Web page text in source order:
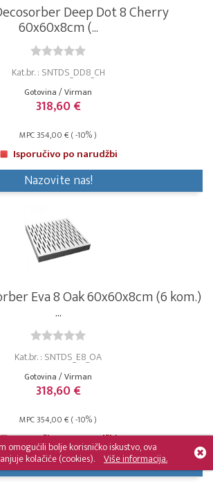
Deep Dot 8 Cherry
60x60x8cm (...
Kat.br. : SNTDS_DD8_CH
Gotovina / Virman
318,60 €
MPC 354,00 € ( -10% )
Isporučivo po narudžbi
Nazovite nas!
Eva 8 Oak 60x60x8cm (6 kom.)
...
Kat.br. : SNTDS_E8_OA
Gotovina / Virman
318,60 €
MPC 354,00 € ( -10% )
Isporučivo po narudžbi
Nazovite nas!
omogućili bolje korisničko iskustvo, ova
kolačiće (cookies). Više informacija.